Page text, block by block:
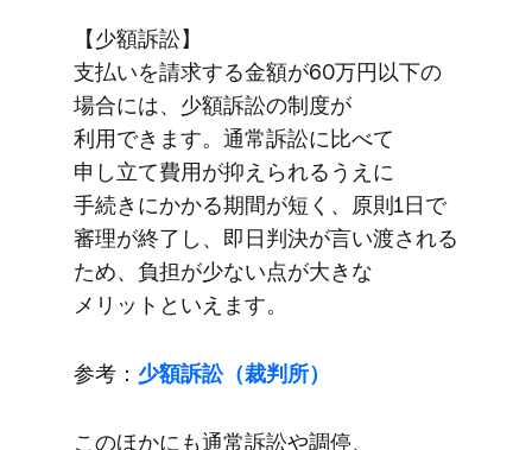
【少額訴訟】
支払いを​請求する​金額が​60万円以下の​
場合には、​少額訴訟の​制度が​
利用できます。​通常訴訟に​比べて​
申し立て​費用が​抑えられる​うえに​
手続きに​かかる​期間が​短く、​原則1日で​
審理が​終了し、​即日判決が​言い渡される​
ため、​負担が​少ない​点が​大きな​
メリットと​いえます。
参考： 少額訴訟​（裁判所）
この​ほかにも​通常訴訟や​調停、​